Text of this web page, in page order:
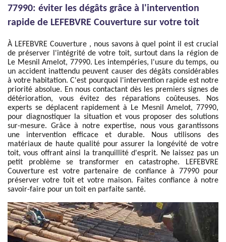
77990: éviter les dégâts grâce à l'intervention
rapide de LEFEBVRE Couverture sur votre toit
À LEFEBVRE Couverture , nous savons à quel point il est crucial
de préserver l'intégrité de votre toit, surtout dans la région de
Le Mesnil Amelot, 77990. Les intempéries, l'usure du temps, ou
un accident inattendu peuvent causer des dégâts considérables
à votre habitation. C'est pourquoi l'intervention rapide est notre
priorité absolue. En nous contactant dès les premiers signes de
détérioration, vous évitez des réparations coûteuses. Nos
experts se déplacent rapidement à Le Mesnil Amelot, 77990,
pour diagnostiquer la situation et vous proposer des solutions
sur-mesure. Grâce à notre expertise, nous vous garantissons
une intervention efficace et durable. Nous utilisons des
matériaux de haute qualité pour assurer la longévité de votre
toit, vous offrant ainsi la tranquillité d'esprit. Ne laissez pas un
petit problème se transformer en catastrophe. LEFEBVRE
Couverture est votre partenaire de confiance à 77990 pour
préserver votre toit et votre maison. Faites confiance à notre
savoir-faire pour un toit en parfaite santé.